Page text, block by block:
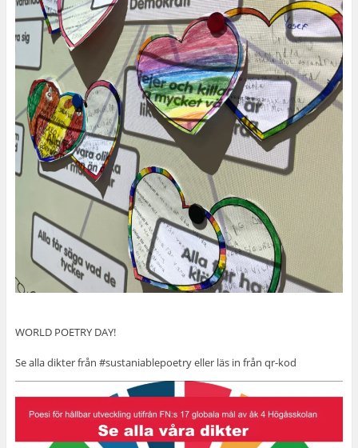
WORLD POETRY DAY!
Se alla dikter från #sustaniablepoetry eller läs in från qr-kod